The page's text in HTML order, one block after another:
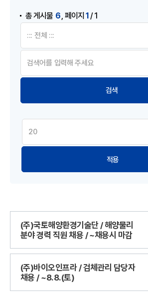
총 게시물 6 ,페이지1/ 1
적용
(주)국토해양환경기술단 / 해양물리
분야 경력 직원 채용 / ~채용시 마감
(주)바이오인프라 / 검체관리 담당자
채용 / ~8.8.(토)